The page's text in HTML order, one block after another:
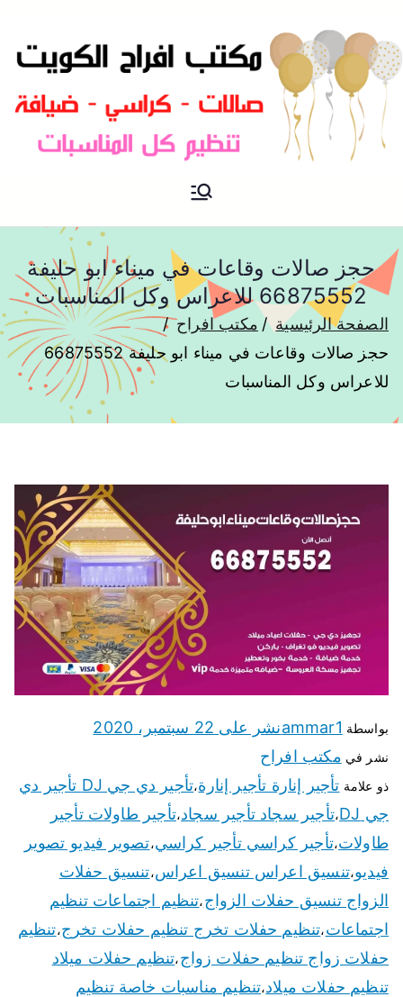
مكتب افراح و مناسبات و زواج و
حجز صالات وقاعات في ميناء ابو حليفة
66875552 للاعراس وكل المناسبات
الصفحة الرئيسية
مكتب افراح
حجز صالات وقاعات في ميناء ابو حليفة 66875552
للاعراس وكل المناسبات
بواسطة ammar1نشر على 22 سبتمبر، 2020
نشر في مكتب افراح
ذو علامة تأجير إنارة تأجير إنارة،
تأجير دي جي DJ تأجير دي
جي DJ
،تأجير سجاد تأجير سجاد،تأجير طاولات تأجير
طاولات،تأجير كراسي تأجير كراسي،تصوير فيديو تصوير
فيديو،تنسيق اعراس تنسيق اعراس،تنسيق حفلات
الزواج تنسيق حفلات الزواج،تنظيم اجتماعات تنظيم
اجتماعات،تنظيم حفلات تخرج تنظيم حفلات تخرج،تنظيم
حفلات زواج تنظيم حفلات زواج،تنظيم حفلات ميلاد
تنظيم حفلات ميلاد،تنظيم مناسبات خاصة تنظيم